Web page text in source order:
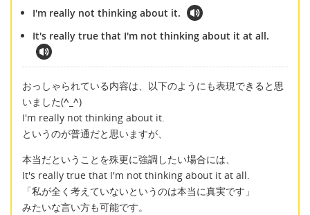
I'm really not thinking about it.
It's really true that I'm not thinking about it at all.
おっしゃられている内容は、以下のようにも表現できると思
いました(^_^)
I'm really not thinking about it.
というのが普通だと思いますが、
本当だということを殊更に強調したい場合には、
It's really true that I'm not thinking about it at all.
「私が全く考えていないというのは本当に真実です」
みたいな言い方も可能です。